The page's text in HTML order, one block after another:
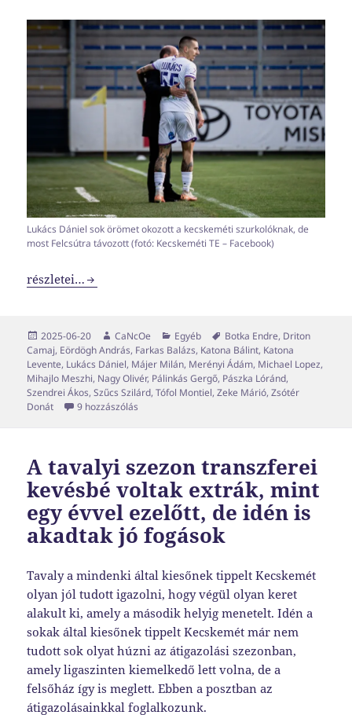
Lukács Dániel sok örömet okozott a kecskeméti szurkolóknak, de
most Felcsútra távozott (fotó: Kecskeméti TE – Facebook)
Transzferablak x04
részletei…
Közzétéve
2025-06-20 Szerző
CaNcOe Kategória
Egyéb Címke
Botka Endre, Driton
Camaj, Eördögh András, Farkas Balázs, Katona Bálint, Katona
Levente, Lukács Dániel, Májer Milán, Merényi Ádám, Michael Lopez,
Mihajlo Meszhi, Nagy Olivér, Pálinkás Gergő, Pászka Lóránd,
Szendrei Ákos,Szűcs Szilárd,Tófol Montiel,Zeke Márió,Zsótér
Donát
9 hozzászólás
A tavalyi szezon transzferei
kevésbé voltak extrák, mint
egy évvel ezelőtt, de idén is
akadtak jó fogások
Tavaly a mindenki által kiesőnek tippelt Kecskemét
olyan jól tudott igazolni, hogy végül olyan keret
alakult ki, amely a második helyig menetelt. Idén a
sokak által kiesőnek tippelt Kecskemét már nem
tudott sok olyat húzni az átigazolási szezonban,
amely ligaszinten kiemelkedő lett volna, de a
felsőház így is meglett. Ebben a posztban az
átigazolásainkkal foglalkozunk.